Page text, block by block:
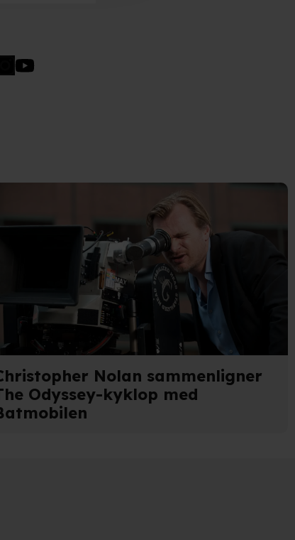
valg anvendes på
Nolan sammenligner
Odyssey-kyklop med